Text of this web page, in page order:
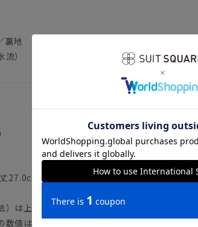
裏地
）
27.0cm
は上記のサイズ表をご覧下さい。
値は目安としてのヌードサイズ（体の寸法）